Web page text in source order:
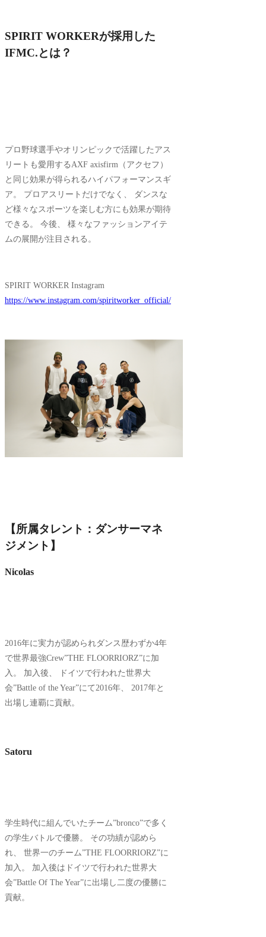
SPIRIT WORKERが採用した
IFMC.とは？
プロ野球選手やオリンピックで活躍したアス
リートも愛用するAXF axisfirm（アクセフ）
と同じ効果が得られるハイパフォーマンスギ
ア。 プロアスリートだけでなく、 ダンスな
ど様々なスポーツを楽しむ方にも効果が期待
できる。 今後、 様々なファッションアイテ
ムの展開が注目される。
SPIRIT WORKER Instagram
https://www.instagram.com/spiritworker_official/
【所属タレント：ダンサーマネ
ジメント】
Nicolas
2016年に実力が認められダンス歴わずか4年
で世界最強Crew”THE FLOORRIORZ”に加
入。 加入後、 ドイツで行われた世界大
会”Battle of the Year”にて2016年、 2017年と
出場し連覇に貢献。
Satoru
学生時代に組んでいたチーム”bronco”で多く
の学生バトルで優勝。 その功績が認めら
れ、 世界一のチーム”THE FLOORRIORZ”に
加入。 加入後はドイツで行われた世界大
会”Battle Of The Year”に出場し二度の優勝に
貢献。